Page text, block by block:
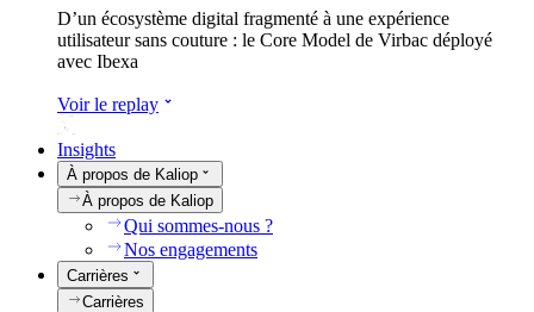
D’un écosystème digital fragmenté à une expérience
utilisateur sans couture : le Core Model de Virbac déployé
avec Ibexa
Voir le replay
Insights
À propos de Kaliop
À propos de Kaliop
Qui sommes-nous ?
Nos engagements
Carrières
Carrières